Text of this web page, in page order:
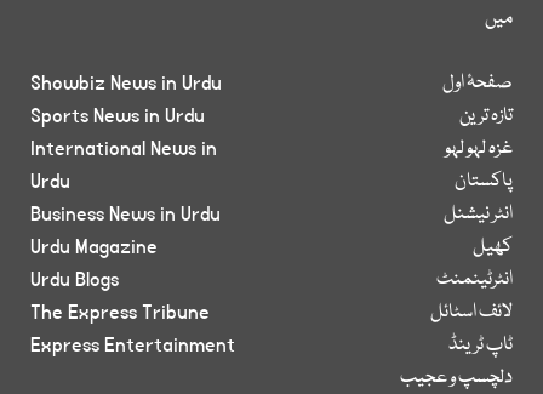
میں
صفحۂ اول
تازہ ترین
غزہ لہو لہو
پاکستان
انٹر نیشنل
کھیل
انٹرٹینمنٹ
لائف اسٹائل
ٹاپ ٹرینڈ
دلچسپ و عجیب
Showbiz News in Urdu
Sports News in Urdu
International News in
Urdu
Business News in Urdu
Urdu Magazine
Urdu Blogs
The Express Tribune
Express Entertainment